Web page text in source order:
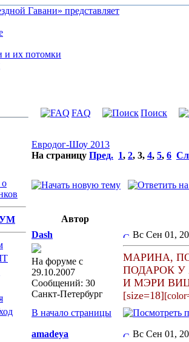
Гавани» представляет
и их потомки
о
FAQ Поиск
Евродог-Шоу 2013
На страницу Пред. 1, 2, 3, 4, 5, 6
Автор
Dash
На форуме с
29.10.2007
Сообщений: 30
Санкт-Петербург
Вс Сен 01,
МАРИНА,
ПОДАРОК
И МЭРИ
[size=18]
В начало страницы
amadeya Вс Сен 01,